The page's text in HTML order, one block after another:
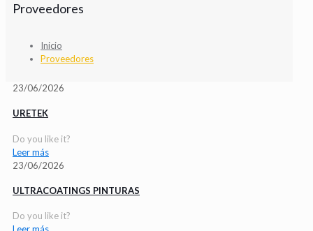
Proveedores
Inicio
Proveedores
23/06/2026
URETEK
Do you like it?
Leer más
23/06/2026
ULTRACOATINGS PINTURAS
Do you like it?